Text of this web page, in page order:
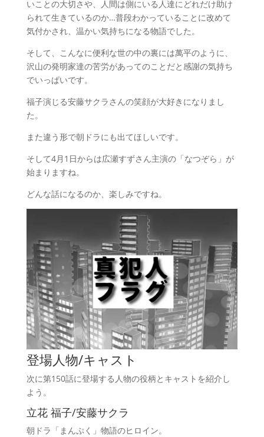
いことの大切さや、人間は側にいる人達にどれだけ助け
られて生きているのか…普段わかっていることに改めて
気付かされ、温かい気持ちになる物語でした。
そして、こんなに便利な世の中の裏には萬平のように、
沢山の発明家達の苦労があってのことだと感謝の気持ち
でいっぱいです。
福子演じる安藤サクラさんの笑顔が大好きになりまし
た。
また違う形で朝ドラにも出てほしいです。
そして4月1日からは広瀬すずさん主演の「なつぞら」が
始まりますね。
どんな話になるのか、楽しみですね。
登場人物/キャスト
次に第150話に登場する人物の役柄とキャストを紹介し
よう。
立花 福子/安藤サクラ
朝ドラ「まんぷく」物語のヒロイン。